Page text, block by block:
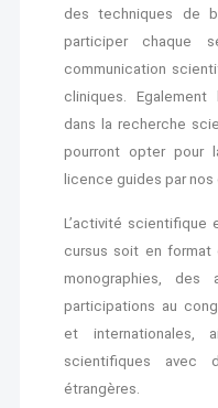
des techniques de
participer chaque
communication
cliniques.
dans la recherche
pourront opter pour
licence guides par
L’activité scientifique
cursus soit en format
monographies,
participations au
et internationales,
scientifiques avec
étrangères.